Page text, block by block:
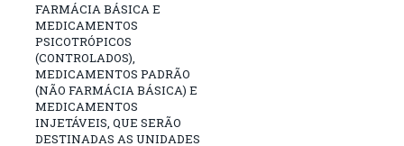
FARMÁCIA BÁSICA E
MEDICAMENTOS
PSICOTRÓPICOS
(CONTROLADOS),
MEDICAMENTOS PADRÃO
(NÃO FARMÁCIA BÁSICA) E
MEDICAMENTOS
INJETÁVEIS, QUE SERÃO
DESTINADAS AS UNIDADES